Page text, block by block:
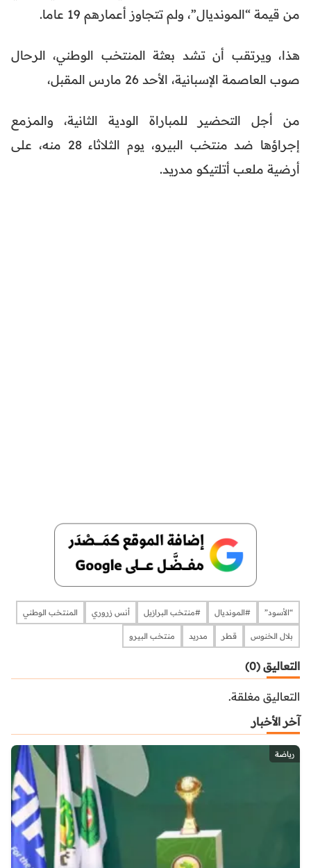
من قيمة “المونديال”، ولم تتجاوز أعمارهم 19 عاما.
هذا، ويرتقب أن تشد بعثة المنتخب الوطني، الرحال
صوب العاصمة الإسبانية، الأحد 26 مارس المقبل،
من أجل التحضير للمباراة الودية الثانية، والمزمع
إجراؤها ضد منتخب البيرو، يوم الثلاثاء 28 منه، على
أرضية ملعب أتلتيكو مدريد.
“الأسود” #المونديال ​​​​​​​​#منتخب البرازيل أنس زروري المنتخب الوطني
بلال الخنوس قطر مدريد منتخب البيرو
التعاليق (0)
التعاليق مغلقة.
آخر الأخبار
رياضة